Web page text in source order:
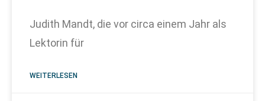
Judith Mandt, die vor circa einem Jahr als
Lektorin für
WEITERLESEN